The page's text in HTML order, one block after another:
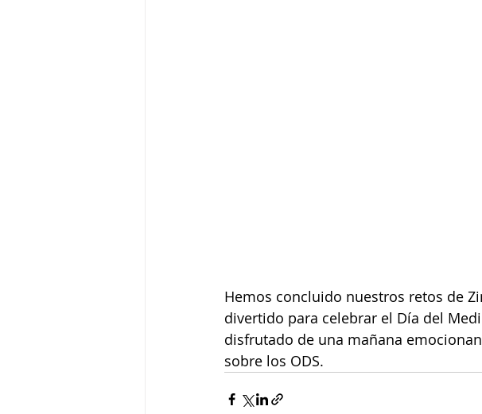
Hemos concluido nuestros retos de
divertido para celebrar el Día del
disfrutado de una mañana
sobre los ODS.